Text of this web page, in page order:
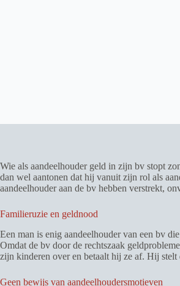
Wie als aandeelhouder geld in zijn bv stopt
dan wel aantonen dat hij vanuit zijn rol als
aandeelhouder aan de bv hebben verstrekt,
Familieruzie en geldnood
Een man is enig aandeelhouder van een bv
Omdat de bv door de rechtszaak
zijn kinderen over en betaalt hij ze af. Hij
Geen bewijs van aandeelhoudersmotieven